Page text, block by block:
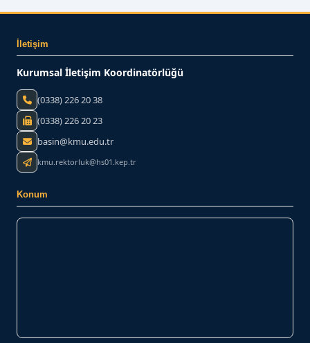
İletişim
Kurumsal İletişim Koordinatörlüğü
(0338) 226 20 38
(0338) 226 20 23
basin@kmu.edu.tr
kmu.rektorluk@hs01.kep.tr
Konum